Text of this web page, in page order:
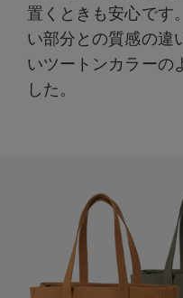
置くときも安心です
い部分との質感の違
いツートンカラーの
した。